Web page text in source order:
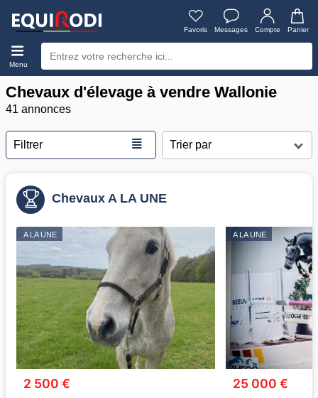
Favoris Messages Compte Panier
Menu
Chevaux d'élevage à vendre Wallonie
41 annonces
Filtrer ≣
Chevaux A LA UNE
A LA UNE
2 500 €
A LA UNE
25 000 €